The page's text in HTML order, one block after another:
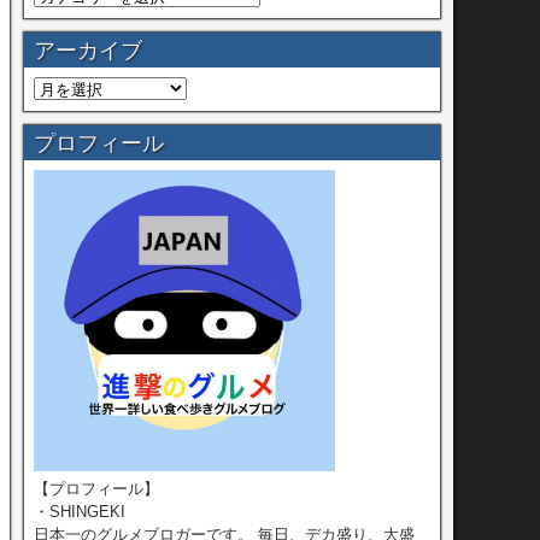
アーカイブ
プロフィール
【プロフィール】
・SHINGEKI
日本一のグルメブロガーです。 毎日、デカ盛り、大盛